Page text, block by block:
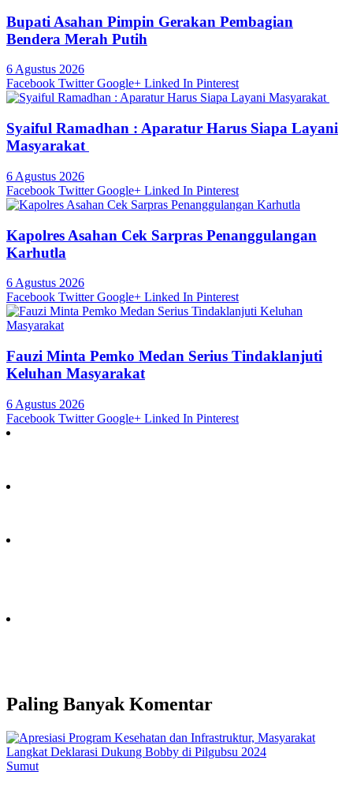
Bupati Asahan Pimpin Gerakan Pembagian
Bendera Merah Putih
6 Agustus 2026
Facebook Twitter Google+ Linked In Pinterest
Syaiful Ramadhan : Aparatur Harus Siapa Layani
Masyarakat
6 Agustus 2026
Facebook Twitter Google+ Linked In Pinterest
Kapolres Asahan Cek Sarpras Penanggulangan
Karhutla
6 Agustus 2026
Facebook Twitter Google+ Linked In Pinterest
Fauzi Minta Pemko Medan Serius Tindaklanjuti
Keluhan Masyarakat
6 Agustus 2026
Facebook Twitter Google+ Linked In Pinterest
Paling Banyak Komentar
Sumut